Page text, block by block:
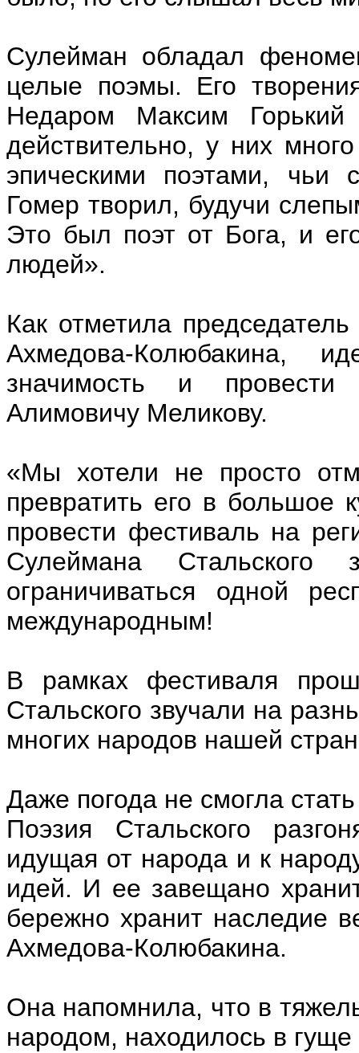
Сулейман обладал
целые поэмы. Его
Недаром Максим
действительно, у них
эпическими поэтами, чьи
Гомер творил, будучи
Это был поэт от Бога, и
людей».
Как отметила
Ахмедова-Колюбакина,
значимость и
Алимовичу Меликову.
«Мы хотели не просто
превратить его в большое
провести фестиваль на
Сулеймана
ограничиваться одной
международным!
В рамках фестиваля
Стальского звучали на
многих народов нашей
Даже погода не смогла
Поэзия Стальского
идущая от народа и к
идей. И ее завещано
бережно хранит наследие
Ахмедова-Колюбакина.
Она напомнила, что в
народом, находилось в